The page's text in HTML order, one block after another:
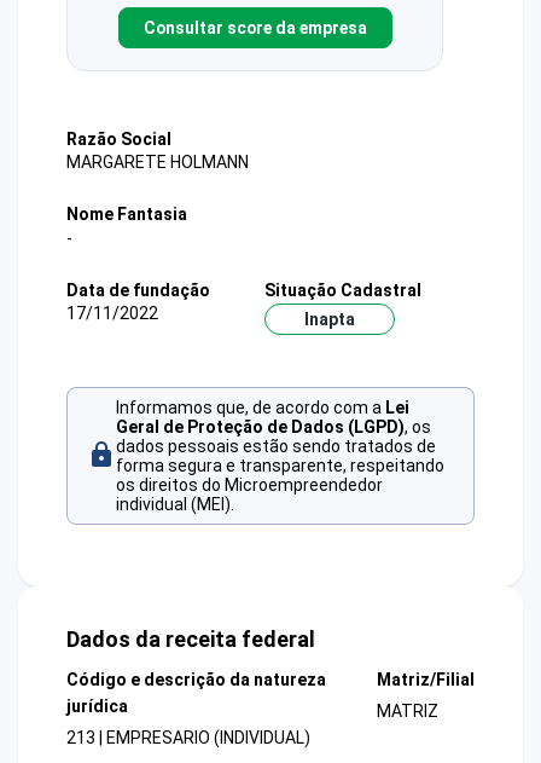
Consultar score da empresa
Razão Social
MARGARETE HOLMANN
Nome Fantasia
-
Data de fundação
17/11/2022
Situação Cadastral
Inapta
Informamos que, de acordo com a Lei
Geral de Proteção de Dados (LGPD), os
dados pessoais estão sendo tratados de
forma segura e transparente, respeitando
os direitos do Microempreendedor
individual (MEI).
Dados da receita federal
Código e descrição da natureza
jurídica
213 | EMPRESARIO (INDIVIDUAL)
Matriz/Filial
MATRIZ